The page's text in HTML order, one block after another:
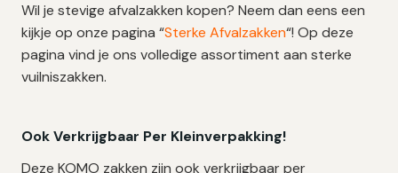
Wil je stevige afvalzakken kopen? Neem dan eens een
kijkje op onze pagina “Sterke Afvalzakken“! Op deze
pagina vind je ons volledige assortiment aan sterke
vuilniszakken.
Ook Verkrijgbaar Per Kleinverpakking!
Deze KOMO zakken zijn ook verkrijgbaar per